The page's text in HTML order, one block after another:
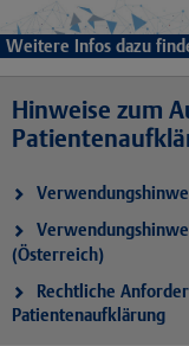
Weitere Infos dazu
Hinweise zum
(Österreich)
Rechtliche
Patientenaufklärung